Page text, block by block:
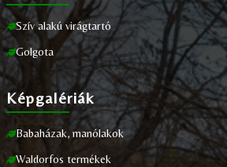
Szív alakú virágtartó
Golgota
Képgalériák
Babaházak, manólakok
Waldorfos termékek